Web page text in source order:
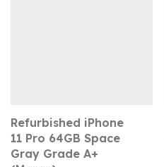
Refurbished iPhone
11 Pro 64GB Space
Gray Grade A+